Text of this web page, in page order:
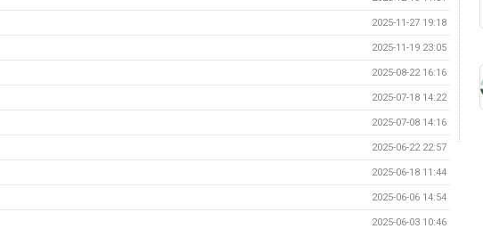
2025-11-27 19:18
2025-11-19 23:05
2025-08-22 16:16
2025-07-18 14:22
2025-07-08 14:16
2025-06-22 22:57
2025-06-18 11:44
2025-06-06 14:54
2025-06-03 10:46